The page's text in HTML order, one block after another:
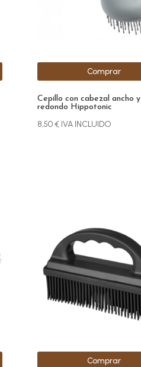
Cepillo con cabezal ancho y
redondo Hippotonic
8,50€ IVA INCLUIDO
Comprar
Comprar